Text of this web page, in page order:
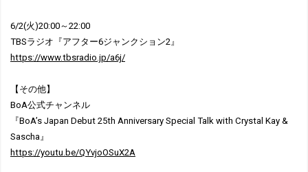
6/2(火)20:00～22:00
TBSラジオ『アフター6ジャンクション2』
https://www.tbsradio.jp/a6j/
【その他】
BoA公式チャンネル
『BoA’s Japan Debut 25th Anniversary Special Talk with Crystal Kay &
Sascha』
https://youtu.be/QYvjoOSuX2A